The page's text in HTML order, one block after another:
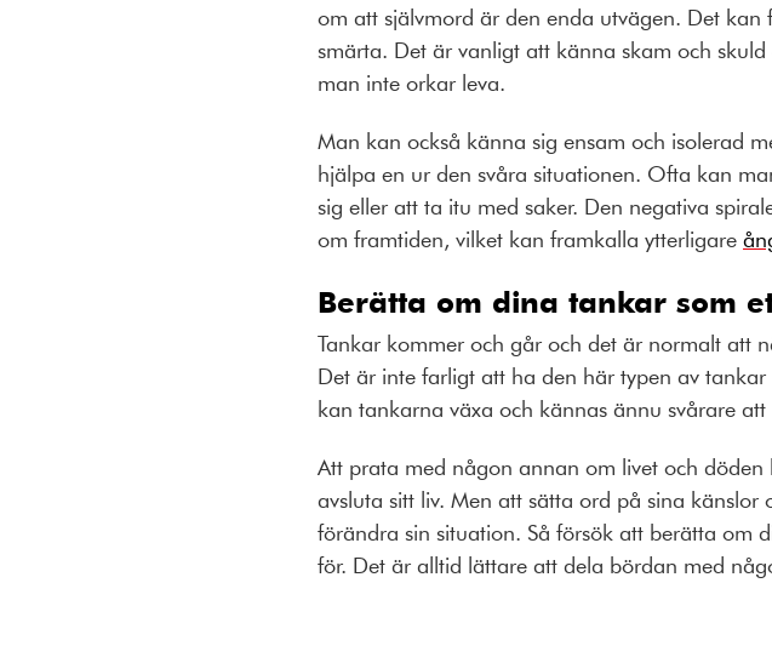
om att självmord är den enda utvägen. Det
smärta. Det är vanligt att känna skam och
man inte orkar leva.
Man kan också känna sig ensam och isolerad
hjälpa en ur den svåra situationen. Ofta kan
sig eller att ta itu med saker. Den negativa
om framtiden, vilket kan framkalla ytterligare
Berätta om dina tankar som
Tankar kommer och går och det är normalt att
Det är inte farligt att ha den här typen av
kan tankarna växa och kännas ännu svårare
Att prata med någon annan om livet och
avsluta sitt liv. Men att sätta ord på sina
förändra sin situation. Så försök att berätta
för. Det är alltid lättare att dela bördan med